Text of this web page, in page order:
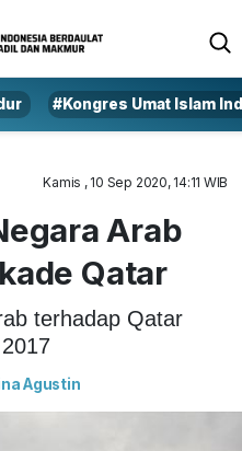
#Kongres Umat Islam
Kamis , 10 Sep 2020, 14:11 WIB
Arab
Qatar
terhadap Qatar
Agustin